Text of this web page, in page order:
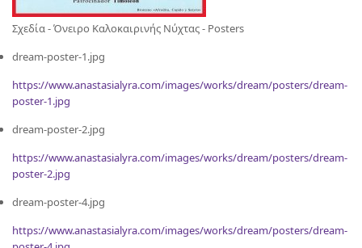
Σχεδία - Όνειρο Καλοκαιρινής Νύχτας - Posters
dream-poster-1.jpg
https://www.anastasialyra.com/images/works/dream/posters/dream-
poster-1.jpg
dream-poster-2.jpg
https://www.anastasialyra.com/images/works/dream/posters/dream-
poster-2.jpg
dream-poster-4.jpg
https://www.anastasialyra.com/images/works/dream/posters/dream-